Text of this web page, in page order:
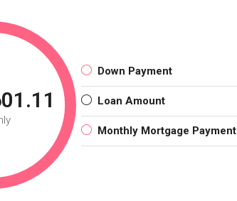
Down Payment
Loan Amount
Monthly Mortgage Payment